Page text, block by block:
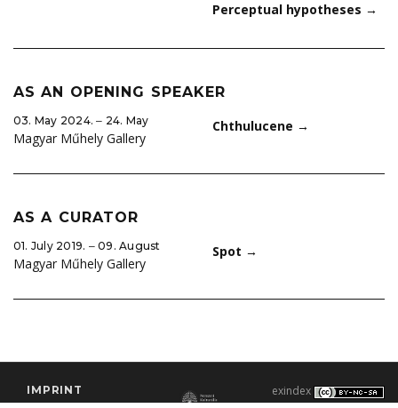
Perceptual hypotheses →
AS AN OPENING SPEAKER
03. May 2024. ‒ 24. May
Magyar Műhely Gallery
Chthulucene →
AS A CURATOR
01. July 2019. ‒ 09. August
Magyar Műhely Gallery
Spot →
IMPRINT
exindex